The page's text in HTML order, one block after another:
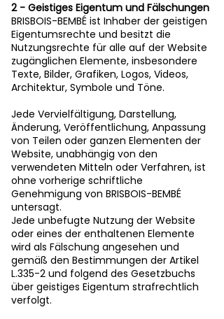
2 - Geistiges Eigentum und Fälschungen
BRISBOIS-BEMBÉ ist Inhaber der geistigen
Eigentumsrechte und besitzt die
Nutzungsrechte für alle auf der Website
zugänglichen Elemente, insbesondere
Texte, Bilder, Grafiken, Logos, Videos,
Architektur, Symbole und Töne.
Jede Vervielfältigung, Darstellung,
Änderung, Veröffentlichung, Anpassung
von Teilen oder ganzen Elementen der
Website, unabhängig von den
verwendeten Mitteln oder Verfahren, ist
ohne vorherige schriftliche
Genehmigung von BRISBOIS-BEMBÉ
untersagt.
Jede unbefugte Nutzung der Website
oder eines der enthaltenen Elemente
wird als Fälschung angesehen und
gemäß den Bestimmungen der Artikel
L.335-2 und folgend des Gesetzbuchs
über geistiges Eigentum strafrechtlich
verfolgt.